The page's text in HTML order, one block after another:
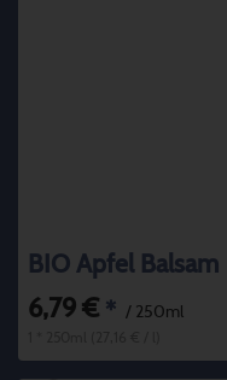
BIO Apfel Balsam
6,79 € * / 250ml